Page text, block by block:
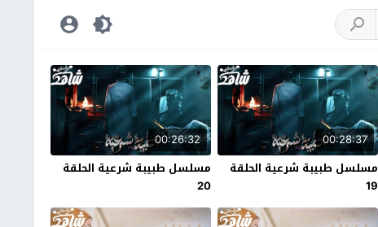
00:28:37
مسلسل طبيبة شرعية الحلقة
19
00:26:32
مسلسل طبيبة شرعية الحلقة
20